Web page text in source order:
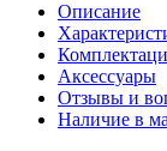
Описание
Аксессуары
Отзывы и
Наличие в